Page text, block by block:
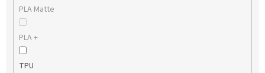
PLA Matte
PLA +
TPU